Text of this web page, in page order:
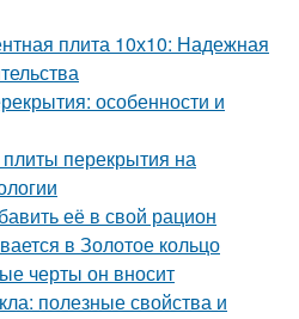
плита 10х10: Надежная
особенности и
плиты перекрытия на
её в свой рацион
в Золотое кольцо
черты он вносит
полезные свойства и